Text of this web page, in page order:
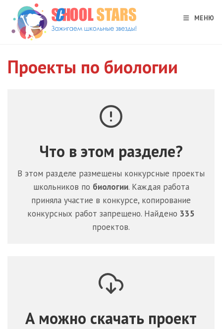
Перейти
содержимому
МЕНЮ
Проекты по биологии
Что в этом разделе?
В этом разделе размещены конкурсные проекты
школьников по биологии. Каждая работа
приняла участие в конкурсе, копирование
конкурсных работ запрещено. Найдено 335
проектов.
А можно скачать проект